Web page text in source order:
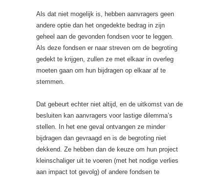
Als dat niet mogelijk is, hebben aanvragers geen
andere optie dan het ongedekte bedrag in zijn
geheel aan de gevonden fondsen voor te leggen.
Als deze fondsen er naar streven om de begroting
gedekt te krijgen, zullen ze met elkaar in overleg
moeten gaan om hun bijdragen op elkaar af te
stemmen.
Dat gebeurt echter niet altijd, en de uitkomst van de
besluiten kan aanvragers voor lastige dilemma’s
stellen. In het ene geval ontvangen ze minder
bijdragen dan gevraagd en is de begroting niet
dekkend. Ze hebben dan de keuze om hun project
kleinschaliger uit te voeren (met het nodige verlies
aan impact tot gevolg) of andere fondsen te